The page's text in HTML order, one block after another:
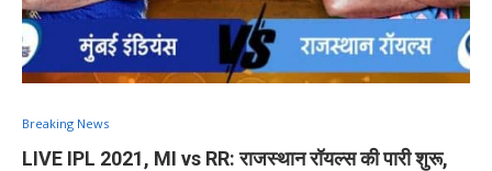
Breaking News
LIVE IPL 2021, MI vs RR: राजस्थान रॉयल्स की पारी शुरू,